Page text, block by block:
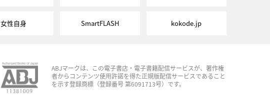
女性自身 SmartFLASH kokode.jp
ABJマークは、この電子書店・電子書籍配信サービスが、著作権
者からコンテンツ使用許諾を得た正規版配信サービスであること
を示す登録商標（登録番号 第6091713号）です。